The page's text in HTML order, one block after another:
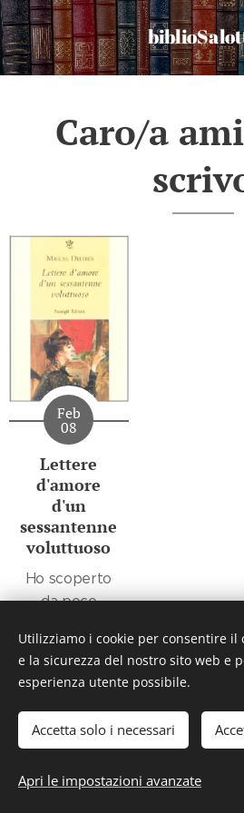
Caro/a
Feb
08
Lettere
d'amore
d'un
sessantenne
voluttuoso
Ho scoperto
da poco
scrittore,
nominato in
qualche altro
libro forse, o in
un catalogo sul
ricordo; la
Cookies
Utilizziamo i cookie per consentire
e la sicurezza del nostro sito web e
esperienza utente possibile.
Accetta solo i necessari
Apri le impostazioni avanzate